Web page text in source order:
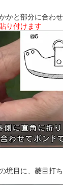
かと部分に合わ
り付けます
境目に、菱目打